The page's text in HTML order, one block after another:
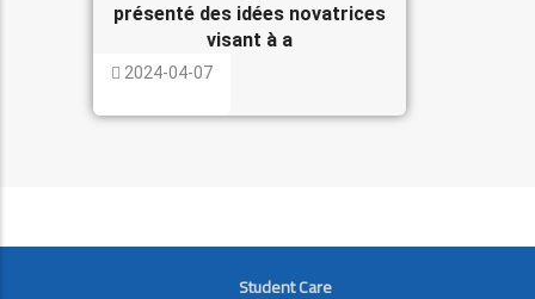
présenté des idées novatrices
visant à a
2024-04-07
FOOTER
Student Care